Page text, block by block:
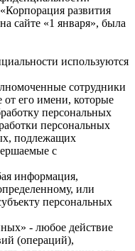
развития
сайте «1 января», была
используются
сотрудники
его имени, которые
персональных
персональных
подлежащих
с
информация,
или
персональных
- любое действие
(операций),